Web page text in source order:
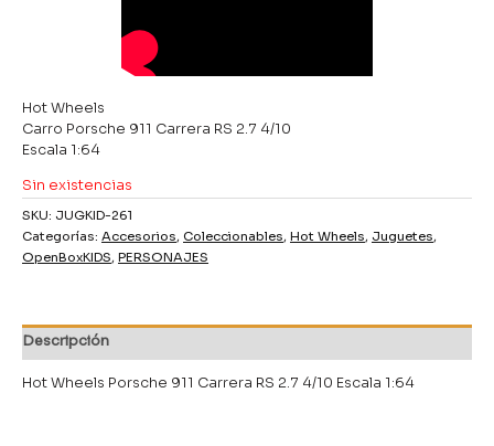
Hot Wheels
Carro Porsche 911 Carrera RS 2.7 4/10
Escala 1:64
Sin existencias
SKU: JUGKID-261
Categorías: Accesorios, Coleccionables, Hot Wheels, Juguetes,
OpenBoxKIDS, PERSONAJES
Descripción
Hot Wheels Porsche 911 Carrera RS 2.7 4/10 Escala 1:64